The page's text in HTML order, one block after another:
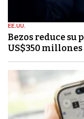
EE.UU.
Bezos reduce
US$350